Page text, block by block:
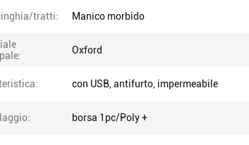
tratti: Manico morbido
Oxford
con USB, antifurto, impermeabile
borsa 1pc/Poly +